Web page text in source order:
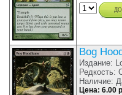
Bog
Издание:
Редкость:
Наличие:
Цена: 6.00